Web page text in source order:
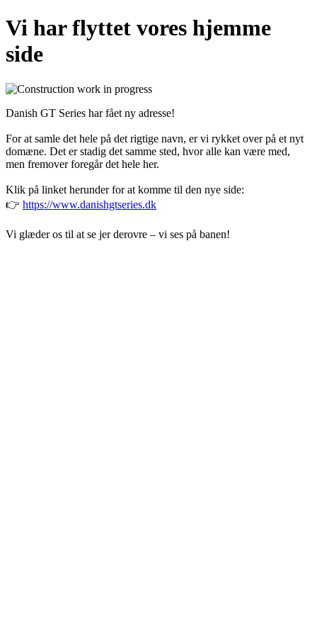
Vi har flyttet vores hjemme
side
Danish GT Series har fået ny adresse!
For at samle det hele på det rigtige navn, er vi rykket over på et nyt
domæne. Det er stadig det samme sted, hvor alle kan være med,
men fremover foregår det hele her.
Klik på linket herunder for at komme til den nye side:
👉 https://www.danishgtseries.dk
Vi glæder os til at se jer derovre – vi ses på banen!